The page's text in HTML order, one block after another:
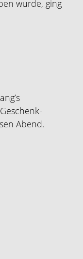
wurde, ging
Abend.